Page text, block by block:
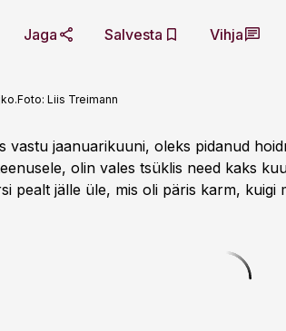
Jaga Salvesta Vihja
Foto: Liis Treimann
vastu jaanuarikuuni, oleks pidanud
olin vales tsüklis need kaks
pealt jälle üle, mis oli päris karm, kuigi